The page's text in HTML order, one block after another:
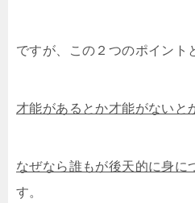
ですが、この２つのポイント
才能があるとか才能がないと
なぜなら誰もが後天的に身に
す。